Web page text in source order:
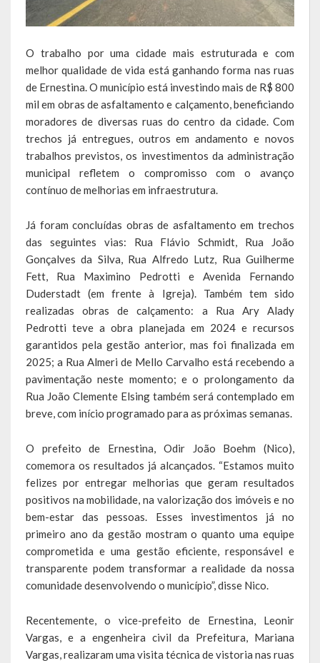
Escola Municipal De Ensino Fundamental Educarte
Escola Municipal De Ensino Fundamental Osvaldo Cruz
Agricultura
Obras e Viação
Saúde
Serviços Oferecidos pela Secretaria de Saúde
Serviços Urbanos
LEIS ORDINÁRIAS
LEIS COMPLEMENTARES
DECRETOS
Publicações
Conselhos Municipais
Regulamentos
Editais
Planos
O trabalho por uma cidade mais estruturada e com
melhor qualidade de vida está ganhando forma nas ruas
de Ernestina. O município está investindo mais de R$ 800
mil em obras de asfaltamento e calçamento, beneficiando
moradores de diversas ruas do centro da cidade. Com
trechos já entregues, outros em andamento e novos
trabalhos previstos, os investimentos da administração
municipal refletem o compromisso com o avanço
contínuo de melhorias em infraestrutura.
Já foram concluídas obras de asfaltamento em trechos
das seguintes vias: Rua Flávio Schmidt, Rua João
Gonçalves da Silva, Rua Alfredo Lutz, Rua Guilherme
Fett, Rua Maximino Pedrotti e Avenida Fernando
Duderstadt (em frente à Igreja). Também tem sido
realizadas obras de calçamento: a Rua Ary Alady
Pedrotti teve a obra planejada em 2024 e recursos
garantidos pela gestão anterior, mas foi finalizada em
2025; a Rua Almeri de Mello Carvalho está recebendo a
pavimentação neste momento; e o prolongamento da
Rua João Clemente Elsing também será contemplado em
breve, com início programado para as próximas semanas.
O prefeito de Ernestina, Odir João Boehm (Nico),
comemora os resultados já alcançados. “Estamos muito
felizes por entregar melhorias que geram resultados
positivos na mobilidade, na valorização dos imóveis e no
bem-estar das pessoas. Esses investimentos já no
primeiro ano da gestão mostram o quanto uma equipe
comprometida e uma gestão eficiente, responsável e
transparente podem transformar a realidade da nossa
comunidade desenvolvendo o município”, disse Nico.
Recentemente, o vice-prefeito de Ernestina, Leonir
Vargas, e a engenheira civil da Prefeitura, Mariana
Vargas, realizaram uma visita técnica de vistoria nas ruas